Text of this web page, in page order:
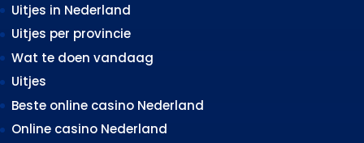
Uitjes in Nederland
Uitjes per provincie
Wat te doen vandaag
Uitjes
Beste online casino Nederland
Online casino Nederland